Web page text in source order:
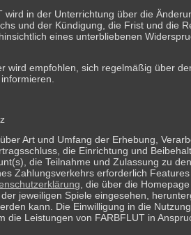
wird in der Unterrichtung über die
und der Kündigung, die Frist und die
eines unterbliebenen
wird empfohlen, sich regelmäßig über
Art und Umfang der Erhebung,
die Einrichtung und
die Teilnahme und Zulassung zu
Zahlungsverkehrs erforderlich
, die über die
jeweiligen Spiele eingesehen,
kann. Die Einwilligung in die
die Leistungen von FARBFLUT in